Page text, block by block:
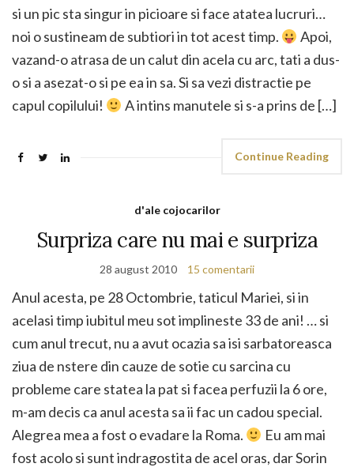
si un pic sta singur in picioare si face atatea lucruri…
noi o sustineam de subtiori in tot acest timp.
Apoi,
vazand-o atrasa de un calut din acela cu arc, tati a dus-
o si a asezat-o si pe ea in sa. Si sa vezi distractie pe
capul copilului!
A intins manutele si s-a prins de […]
Continue Reading
d'ale cojocarilor
Surpriza care nu mai e surpriza
28 august 2010 15 comentarii
Anul acesta, pe 28 Octombrie, taticul Mariei, si in
acelasi timp iubitul meu sot implineste 33 de ani! … si
cum anul trecut, nu a avut ocazia sa isi sarbatoreasca
ziua de nstere din cauze de sotie cu sarcina cu
probleme care statea la pat si facea perfuzii la 6 ore,
m-am decis ca anul acesta sa ii fac un cadou special.
Alegrea mea a fost o evadare la Roma.
Eu am mai
fost acolo si sunt indragostita de acel oras, dar Sorin